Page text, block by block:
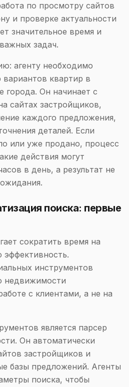
по просмотру сайтов
и проверке актуальности
значительное время и
задач.
агенту необходимо
вариантов квартир в
города. Он начинает с
сайтах застройщиков,
каждого предложения,
деталей. Если
или уже продано, процесс
действия могут
в день, а результат не
поиска: первые
сократить время на
эффективность.
инструментов
недвижимости
с клиентами, а не на
является парсер
Он автоматически
застройщиков и
базы предложений. Агенты
поиска, чтобы